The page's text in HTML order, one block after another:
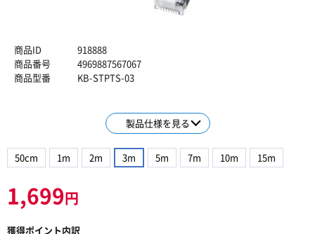
商品ID
918888
商品番号
4969887567067
商品型番
KB-STPTS-03
製品仕様を見る
50cm 1m 2m 3m 5m 7m 10m 15m
1,699円
獲得ポイント内訳